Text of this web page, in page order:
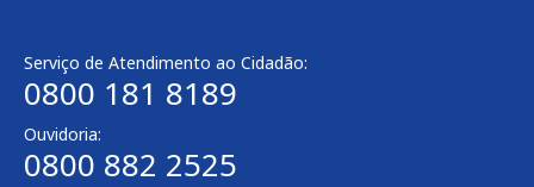
Serviço de Atendimento ao Cidadão:
0800 181 8189
Ouvidoria:
0800 882 2525